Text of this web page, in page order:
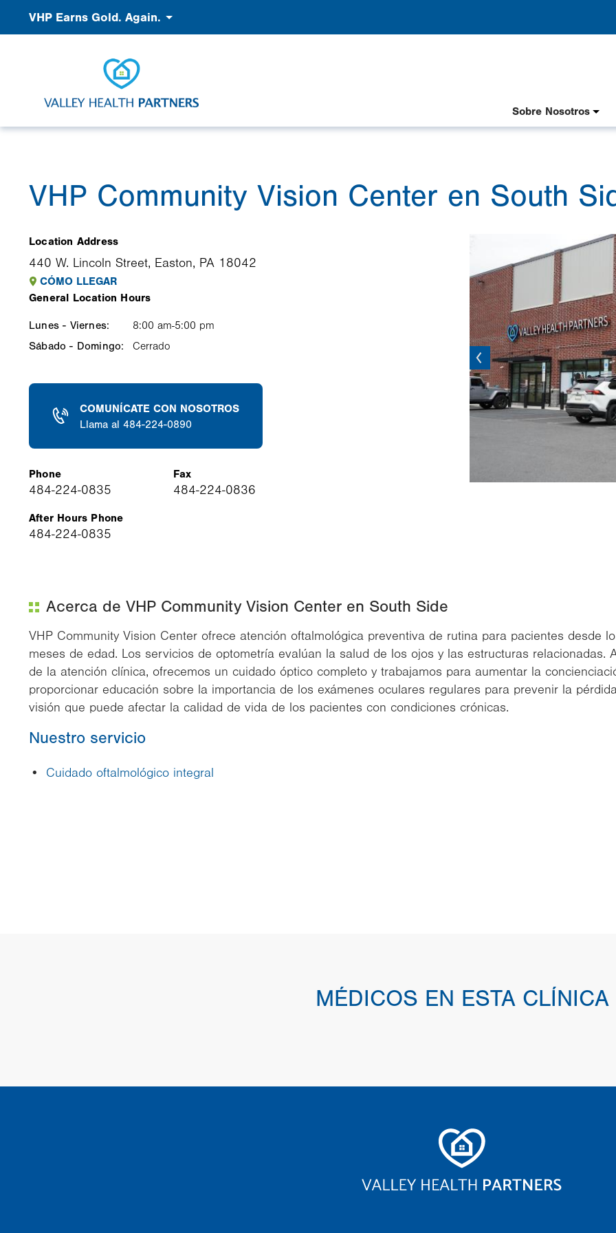
VHP Earns Gold. Again.
Header
Nav
Sobre Nosotros
VHP Community Vision Center en South
Location Address
440 W. Lincoln Street, Easton, PA 18042
CÓMO LLEGAR
General Location Hours
Weekday
Time
slot
Comment
Lunes - Viernes:
8:00 am-5:00 pm
Sábado - Domingo:
Cerrado
COMUNÍCATE CON NOSOTROS
Llama al 484-224-0890
Phone
484-224-0835
Fax
484-224-0836
After Hours Phone
484-224-0835
Previous
Image
Acerca de VHP Community Vision Center en South Side
VHP Community Vision Center ofrece atención oftalmológica preventiva de rutina para pacientes desde
meses de edad. Los servicios de optometría evalúan la salud de los ojos y las estructuras relacionadas.
de la atención clínica, ofrecemos un cuidado óptico completo y trabajamos para aumentar la
proporcionar educación sobre la importancia de los exámenes oculares regulares para prevenir la
visión que puede afectar la calidad de vida de los pacientes con condiciones crónicas.
Nuestro servicio
Cuidado oftalmológico integral
MÉDICOS EN ESTA CLÍNICA